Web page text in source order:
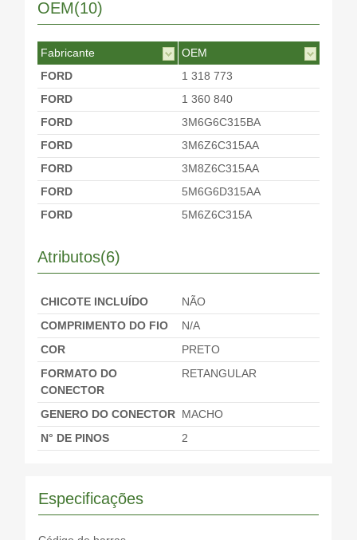
OEM(10)
Fabricante
OEM
FORD
1 318 773
FORD
1 360 840
FORD
3M6G6C315BA
FORD
3M6Z6C315AA
FORD
3M8Z6C315AA
FORD
5M6G6D315AA
FORD
5M6Z6C315A
MAZDA
Atributos(6)
CHICOTE INCLUÍDO
NÃO
COMPRIMENTO DO FIO
N/A
COR
PRETO
FORMATO DO
CONECTOR
RETANGULAR
GENERO DO CONECTOR MACHO
N° DE PINOS
2
Especificações